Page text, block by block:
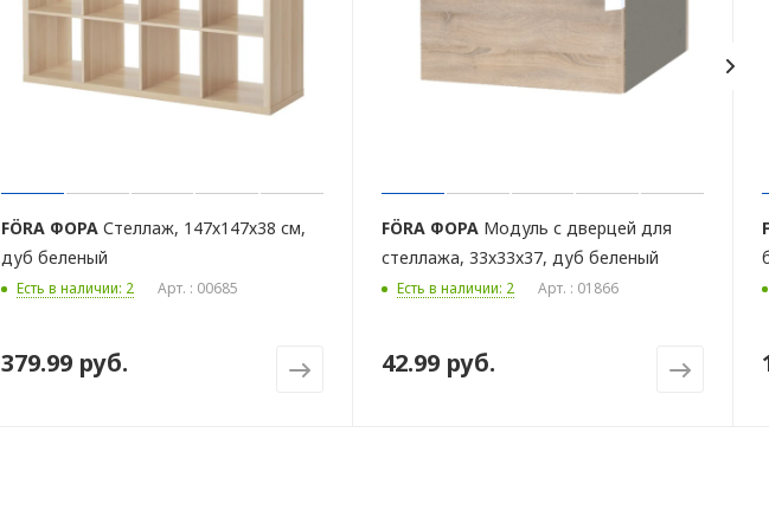
FÖRA ФОРА Стеллаж, 147х147х38 см,
дуб беленый
Есть в наличии: 2 Арт. : 00685
379.99 руб.
FÖRA ФОРА Модуль с дверцей для
стеллажа, 33x33x37, дуб беленый
Есть в наличии: 2 Арт. : 01866
42.99 руб.